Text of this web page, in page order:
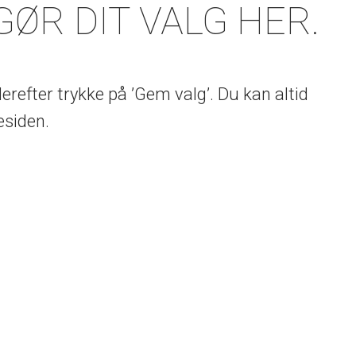
DIT VALG HER.
trykke på ’Gem valg’. Du kan altid